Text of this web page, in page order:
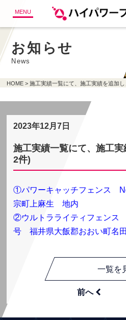
MENU
お知らせ
News
HOME 施工実績一覧にて、施工実績を追加
2023年12月7日
施工実績一覧にて、施工
2件)
①パワーキャッチフェンス
宗町上麻生 地内
②ウルトラライティフェンス
号 福井県大飯郡おおい町名
一覧を
前へ 